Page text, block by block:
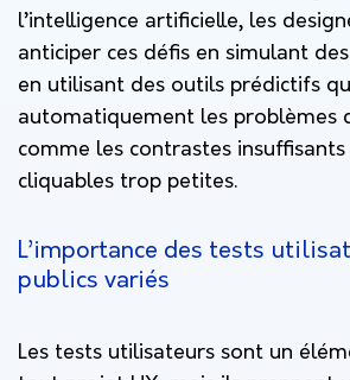
l’intelligence artificielle, les
anticiper ces défis en simulant
en utilisant des outils prédictifs
automatiquement les problèmes
comme les contrastes
cliquables trop petites.
L’importance des tests
publics variés
Les tests utilisateurs sont un